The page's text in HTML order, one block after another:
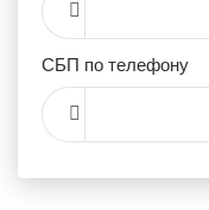
СБП по телефону